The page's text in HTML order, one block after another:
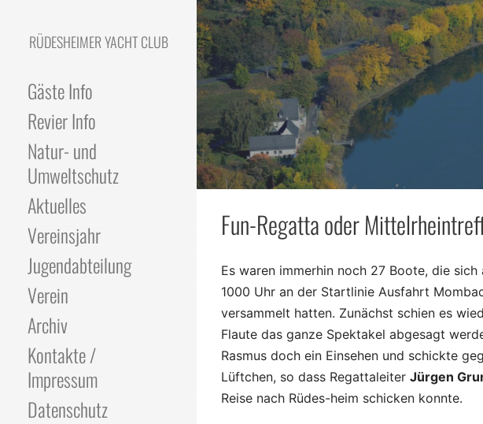
Skip
to
content
RÜDESHEIMER YACHT CLUB
Gäste Info
Revier Info
Natur- und
Umweltschutz
Aktuelles
Vereinsjahr
Jugendabteilung
Verein
Archiv
Kontakte /
Impressum
Datenschutz
Fun-Regatta oder
Es waren immerhin noch 27 Boote, die
1000 Uhr an der Startlinie Ausfahrt
versammelt hatten. Zunächst schien es
Flaute das ganze Spektakel abgesagt
Rasmus doch ein Einsehen und schickte
Lüftchen, so dass Regattaleiter Jürgen
Reise nach Rüdes-heim schicken konnte.